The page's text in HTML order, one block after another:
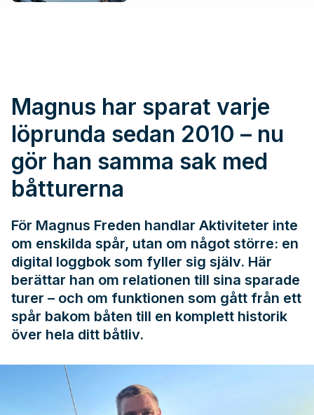
Magnus har sparat varje
löprunda sedan 2010 – nu
gör han samma sak med
båtturerna
För Magnus Freden handlar Aktiviteter inte
om enskilda spår, utan om något större: en
digital loggbok som fyller sig själv. Här
berättar han om relationen till sina sparade
turer – och om funktionen som gått från ett
spår bakom båten till en komplett historik
över hela ditt båtliv.